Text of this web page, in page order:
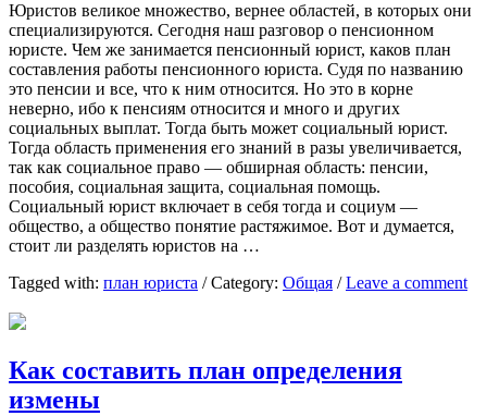
Юристов великое множество, вернее областей, в которых они
специализируются. Сегодня наш разговор о пенсионном
юристе. Чем же занимается пенсионный юрист, каков план
составления работы пенсионного юриста. Судя по названию
это пенсии и все, что к ним относится. Но это в корне
неверно, ибо к пенсиям относится и много и других
социальных выплат. Тогда быть может социальный юрист.
Тогда область применения его знаний в разы увеличивается,
так как социальное право — обширная область: пенсии,
пособия, социальная защита, социальная помощь.
Социальный юрист включает в себя тогда и социум —
общество, а общество понятие растяжимое. Вот и думается,
стоит ли разделять юристов на …
Tagged with: план юриста / Category: Общая / Leave a comment
Как составить план определения
измены